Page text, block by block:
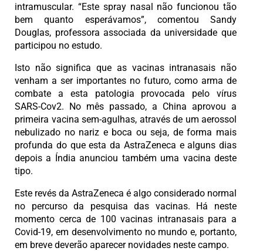
intramuscular. “Este spray nasal não funcionou tão
bem quanto esperávamos”, comentou Sandy
Douglas, professora associada da universidade que
participou no estudo.
Isto não significa que as vacinas intranasais não
venham a ser importantes no futuro, como arma de
combate a esta patologia provocada pelo vírus
SARS-Cov2. No mês passado, a China aprovou a
primeira vacina sem-agulhas, através de um aerossol
nebulizado no nariz e boca ou seja, de forma mais
profunda do que esta da AstraZeneca e alguns dias
depois a Índia anunciou também uma vacina deste
tipo.
Este revés da AstraZeneca é algo considerado normal
no percurso da pesquisa das vacinas. Há neste
momento cerca de 100 vacinas intranasais para a
Covid-19, em desenvolvimento no mundo e, portanto,
em breve deverão aparecer novidades neste campo.